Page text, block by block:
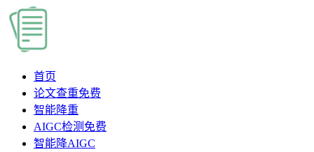
首页
论文查重免费
智能降重
AIGC检测 免费
智能降AIGC